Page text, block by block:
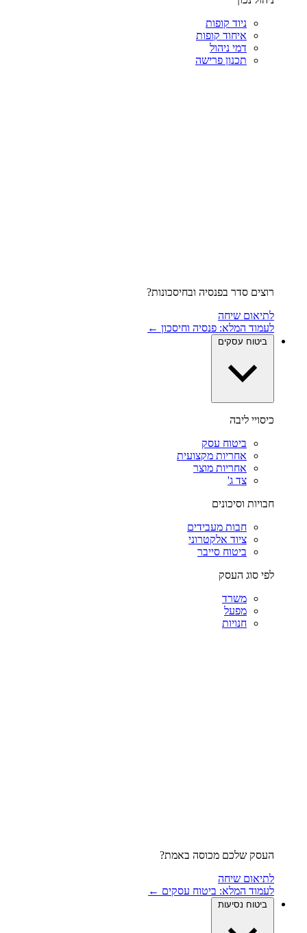
ניוד קופות
איחוד קופות
דמי ניהול
תכנון פרישה
רוצים סדר בפנסיה ובחיסכונות?
לתיאום שיחה
לעמוד המלא: פנסיה וחיסכון ←
ביטוח עסקים
כיסויי ליבה
ביטוח עסק
אחריות מקצועית
אחריות מוצר
צד ג'
חבויות וסיכונים
חבות מעבידים
ציוד אלקטרוני
ביטוח סייבר
לפי סוג העסק
משרד
מפעל
חנויות
העסק שלכם מכוסה באמת?
לתיאום שיחה
לעמוד המלא: ביטוח עסקים ←
ביטוח נסיעות